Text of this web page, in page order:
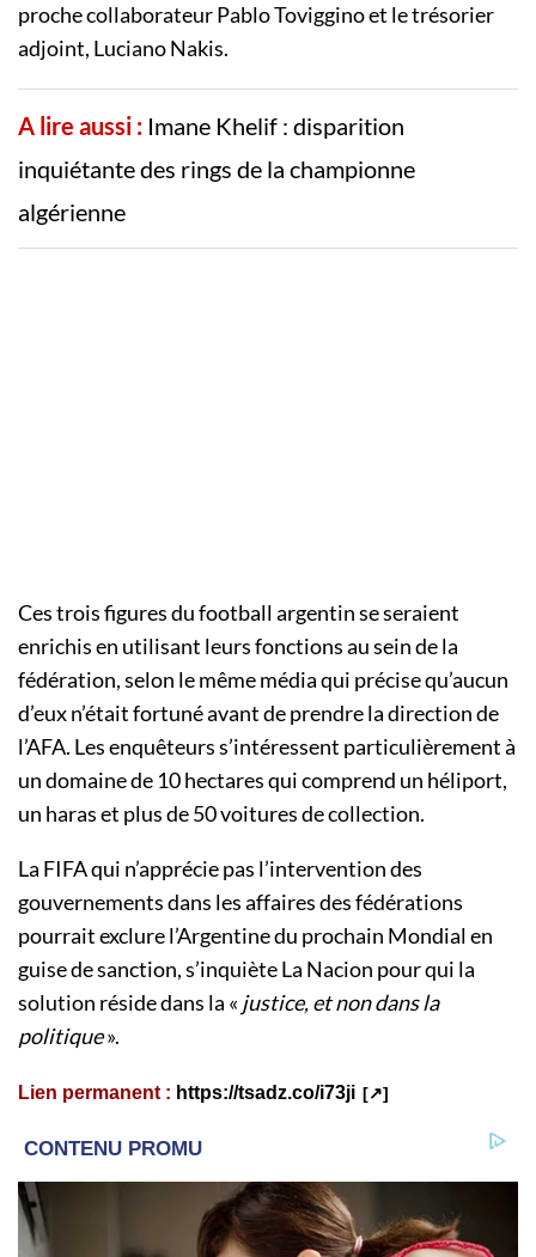
proche collaborateur Pablo Toviggino et le trésorier
adjoint, Luciano Nakis.
A lire aussi : Imane Khelif : disparition
inquiétante des rings de la championne
algérienne
Ces trois figures du football argentin se seraient
enrichis en utilisant leurs fonctions au sein de la
fédération, selon le même média qui précise qu’aucun
d’eux n’était fortuné avant de prendre la direction de
l’AFA. Les enquêteurs s’intéressent particulièrement à
un domaine de 10 hectares qui comprend un héliport,
un haras et plus de 50 voitures de collection.
La FIFA qui n’apprécie pas l’intervention des
gouvernements dans les affaires des fédérations
pourrait exclure l’Argentine du prochain Mondial en
guise de sanction, s’inquiète La Nacion pour qui la
solution réside dans la « justice, et non dans la
politique».
Lien permanent : https://tsadz.co/i73ji